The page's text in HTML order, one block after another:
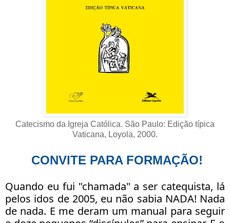
Catecismo da Igreja Católica. São Paulo: Edição típica
Vaticana, Loyola, 2000.
CONVITE PARA FORMAÇÃO!
Quando eu fui "chamada" a ser catequista, lá
pelos idos de 2005, eu não sabia NADA! Nada
de nada. E me deram um manual para seguir